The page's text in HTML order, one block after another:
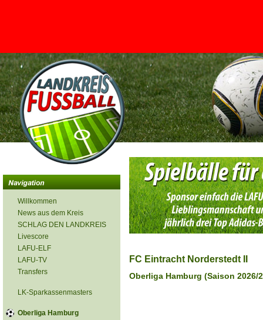
<
Willkommen
News aus dem Kreis
SCHLAG DEN LANDKREIS
Livescore
LAFU-ELF
LAFU-TV
Transfers
LK-Sparkassenmasters
Oberliga Hamburg
FC Eintracht Norderstedt II
Oberliga Hamburg (Saison 2026/